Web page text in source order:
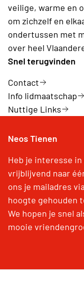
veilige, warme en
om zichzelf en
ondertussen met
over heel
Snel terugvinden
Contact
Info lidmaatschap
Nuttige Links
Neos Tienen
Heb je interesse in
vrijblijvend naar
ons je mailadres
hoogte gehouden
We hopen je snel
mooie